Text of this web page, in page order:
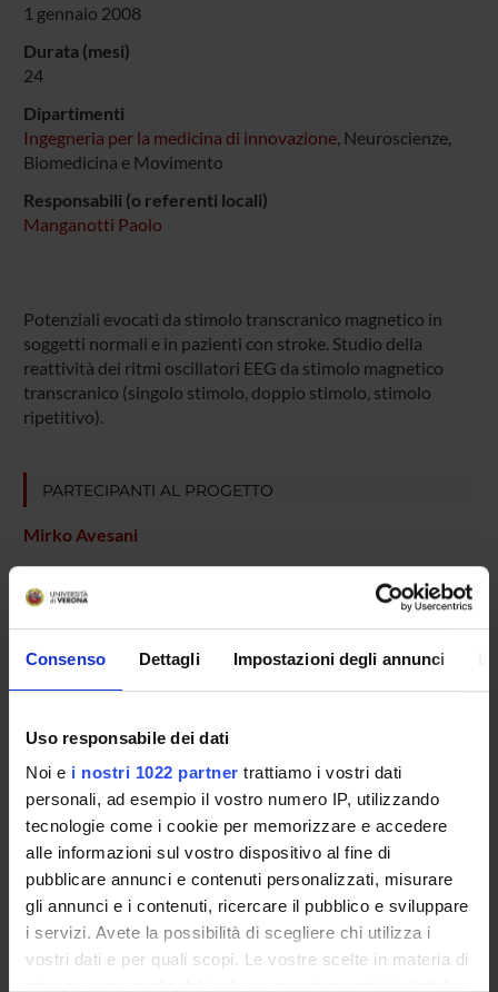
Consenso Dettagli Impostazioni degli annunci
Uso responsabile dei dati
Noi e i nostri 1022 partner trattiamo i vostri dati
personali, ad esempio il vostro numero IP, utilizzando
tecnologie come i cookie per memorizzare e accedere
alle informazioni sul vostro dispositivo al fine di
pubblicare annunci e contenuti personalizzati, misurare
gli annunci e i contenuti, ricercare il pubblico e sviluppare
i servizi. Avete la possibilità di scegliere chi utilizza i
vostri dati e per quali scopi. Le vostre scelte in materia di
1 gennaio 2008
Durata (mesi)
24
Dipartimenti
Ingegneria per la medicina di innovazione, Neuroscienze,
Biomedicina e Movimento
Responsabili (o referenti locali)
Manganotti Paolo
Potenziali evocati da stimolo transcranico magnetico in
soggetti normali e in pazienti con stroke. Studio della
reattività dei ritmi oscillatori EEG da stimolo magnetico
transcranico (singolo stimolo, doppio stimolo, stimolo
ripetitivo).
PARTECIPANTI AL PROGETTO
Mirko Avesani
Antonio Fiaschi
Emanuela Formaggio
Giorgio Fuggetta
Paolo Manganotti
Silvia Francesca Storti
SEZIONI
Neurologia